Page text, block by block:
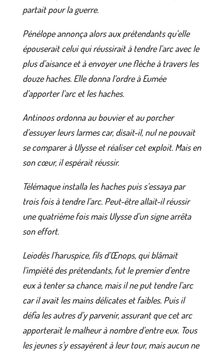
partait pour la guerre.
Pénélope annonça alors aux prétendants qu’elle
épouserait celui qui réussirait à tendre l’arc avec le
plus d’aisance et à envoyer une flèche à travers les
douze haches. Elle donna l’ordre à Eumée
d’apporter l’arc et les haches.
Antinoos ordonna au bouvier et au porcher
d’essuyer leurs larmes car, disait-il, nul ne pouvait
se comparer à Ulysse et réaliser cet exploit. Mais en
son cœur, il espérait réussir.
Télémaque installa les haches puis s’essaya par
trois fois à tendre l’arc. Peut-être allait-il réussir
une quatrième fois mais Ulysse d’un signe arrêta
son effort.
Leiodès l’haruspice, fils d’Œnops, qui blâmait
l’impiété des prétendants, fut le premier d’entre
eux à tenter sa chance, mais il ne put tendre l’arc
car il avait les mains délicates et faibles. Puis il
défia les autres d’y parvenir, assurant que cet arc
apporterait le malheur à nombre d’entre eux. Tous
les jeunes s’y essayèrent à leur tour, mais aucun ne